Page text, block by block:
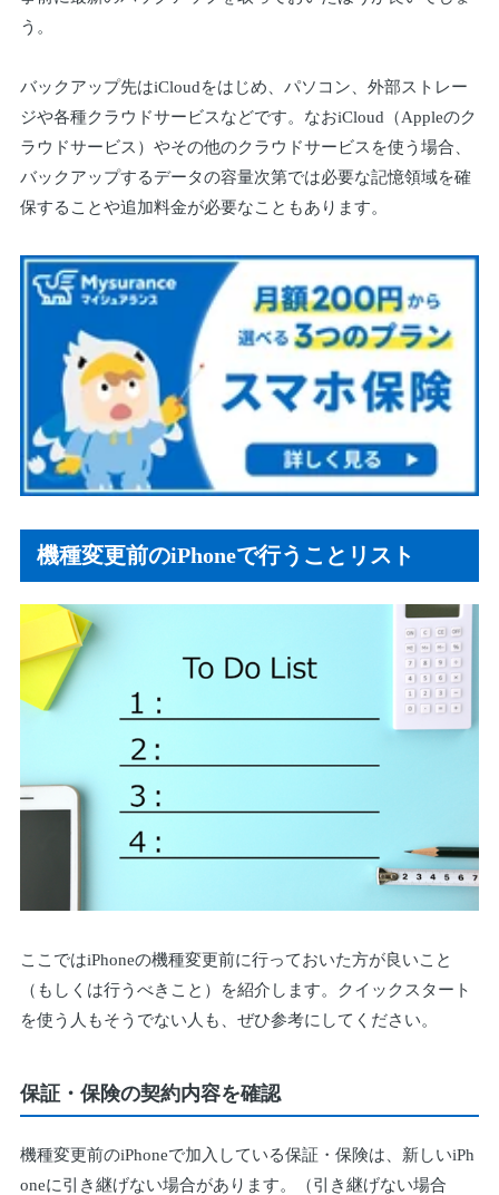
う。
バックアップ先はiCloudをはじめ、パソコン、外部ストレー
ジや各種クラウドサービスなどです。なおiCloud（Appleのク
ラウドサービス）やその他のクラウドサービスを使う場合、
バックアップするデータの容量次第では必要な記憶領域を確
保することや追加料金が必要なこともあります。
機種変更前のiPhoneで行うことリスト
ここではiPhoneの機種変更前に行っておいた方が良いこと
（もしくは行うべきこと）を紹介します。クイックスタート
を使う人もそうでない人も、ぜひ参考にしてください。
保証・保険の契約内容を確認
機種変更前のiPhoneで加入している保証・保険は、新しいiPh
oneに引き継げない場合があります。（引き継げない場合